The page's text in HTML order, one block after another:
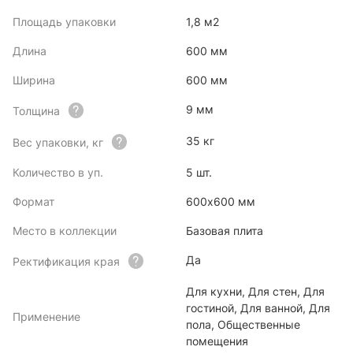
Площадь упаковки 1,8 м2
Длина 600 мм
Ширина 600 мм
Толщина 9 мм
Вес упаковки, кг 35 кг
Количество в уп. 5 шт.
Формат 600x600 мм
Место в коллекции Базовая плита
Ректификация края Да
Применение
Для кухни, Для стен, Для
гостиной, Для ванной, Для
пола, Общественные
помещения